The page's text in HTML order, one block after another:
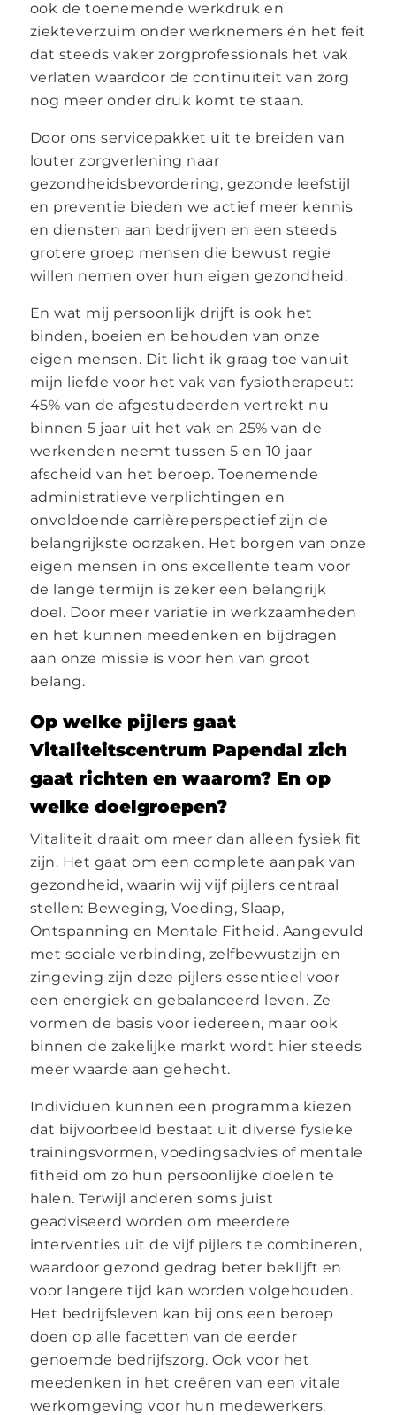
ook de toenemende werkdruk en
ziekteverzuim onder werknemers én het feit
dat steeds vaker zorgprofessionals het vak
verlaten waardoor de continuïteit van zorg
nog meer onder druk komt te staan.
Door ons servicepakket uit te breiden van
louter zorgverlening naar
gezondheidsbevordering, gezonde leefstijl
en preventie bieden we actief meer kennis
en diensten aan bedrijven en een steeds
grotere groep mensen die bewust regie
willen nemen over hun eigen gezondheid.
En wat mij persoonlijk drijft is ook het
binden, boeien en behouden van onze
eigen mensen. Dit licht ik graag toe vanuit
mijn liefde voor het vak van fysiotherapeut:
45% van de afgestudeerden vertrekt nu
binnen 5 jaar uit het vak en 25% van de
werkenden neemt tussen 5 en 10 jaar
afscheid van het beroep. Toenemende
administratieve verplichtingen en
onvoldoende carrièreperspectief zijn de
belangrijkste oorzaken. Het borgen van onze
eigen mensen in ons excellente team voor
de lange termijn is zeker een belangrijk
doel. Door meer variatie in werkzaamheden
en het kunnen meedenken en bijdragen
aan onze missie is voor hen van groot
belang.
Op welke pijlers gaat
Vitaliteitscentrum Papendal zich
gaat richten en waarom? En op
welke doelgroepen?
Vitaliteit draait om meer dan alleen fysiek fit
zijn. Het gaat om een complete aanpak van
gezondheid, waarin wij vijf pijlers centraal
stellen: Beweging, Voeding, Slaap,
Ontspanning en Mentale Fitheid. Aangevuld
met sociale verbinding, zelfbewustzijn en
zingeving zijn deze pijlers essentieel voor
een energiek en gebalanceerd leven. Ze
vormen de basis voor iedereen, maar ook
binnen de zakelijke markt wordt hier steeds
meer waarde aan gehecht.
Individuen kunnen een programma kiezen
dat bijvoorbeeld bestaat uit diverse fysieke
trainingsvormen, voedingsadvies of mentale
fitheid om zo hun persoonlijke doelen te
halen. Terwijl anderen soms juist
geadviseerd worden om meerdere
interventies uit de vijf pijlers te combineren,
waardoor gezond gedrag beter beklijft en
voor langere tijd kan worden volgehouden.
Het bedrijfsleven kan bij ons een beroep
doen op alle facetten van de eerder
genoemde bedrijfszorg. Ook voor het
meedenken in het creëren van een vitale
werkomgeving voor hun medewerkers.